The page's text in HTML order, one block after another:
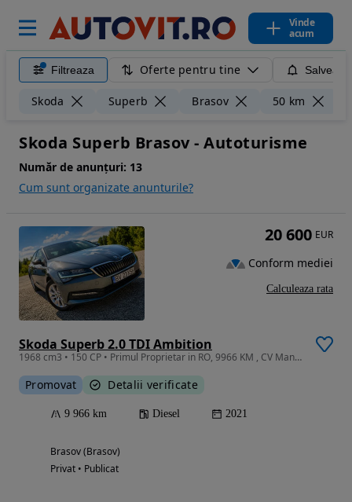
Vinde
acum
Filtreaza Oferte pentru tine
Skoda Superb Brasov 50 km
Skoda Superb Brasov - Autoturisme
Număr de anunțuri: 13
Cum sunt organizate anunturile?
Skoda Superb 2.0 TDI Ambition
1968 cm3 • 150 CP • Primul Proprietar in RO, 9966 KM , CV Manual 6 Trp
Promovat Detalii verificate
9 966 km Diesel 2021
Brasov (Brasov)
Privat • Publicat
20 600 EUR
Conform mediei
Calculeaza rata